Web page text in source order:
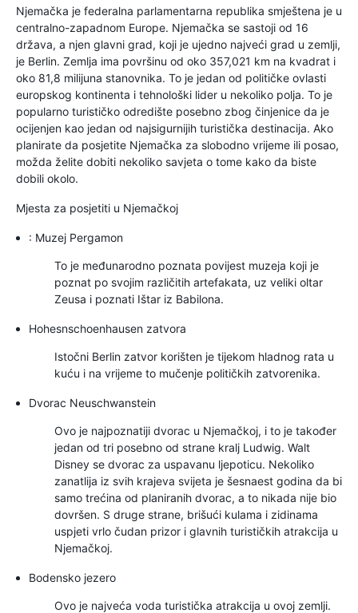
Njemačka je federalna parlamentarna republika smještena je u
centralno-zapadnom Europe. Njemačka se sastoji od 16
država, a njen glavni grad, koji je ujedno najveći grad u zemlji,
je Berlin. Zemlja ima površinu od oko 357,021 km na kvadrat i
oko 81,8 milijuna stanovnika. To je jedan od političke ovlasti
europskog kontinenta i tehnološki lider u nekoliko polja. To je
popularno turističko odredište posebno zbog činjenice da je
ocijenjen kao jedan od najsigurnijih turistička destinacija. Ako
planirate da posjetite Njemačka za slobodno vrijeme ili posao,
možda želite dobiti nekoliko savjeta o tome kako da biste
dobili okolo.
Mjesta za posjetiti u Njemačkoj
: Muzej Pergamon
To je međunarodno poznata povijest muzeja koji je
poznat po svojim različitih artefakata, uz veliki oltar
Zeusa i poznati Ištar iz Babilona.
Hohesnschoenhausen zatvora
Istočni Berlin zatvor korišten je tijekom hladnog rata u
kuću i na vrijeme to mučenje političkih zatvorenika.
Dvorac Neuschwanstein
Ovo je najpoznatiji dvorac u Njemačkoj, i to je također
jedan od tri posebno od strane kralj Ludwig. Walt
Disney se dvorac za uspavanu ljepoticu. Nekoliko
zanatlija iz svih krajeva svijeta je šesnaest godina da bi
samo trećina od planiranih dvorac, a to nikada nije bio
dovršen. S druge strane, brišući kulama i zidinama
uspjeti vrlo čudan prizor i glavnih turističkih atrakcija u
Njemačkoj.
Bodensko jezero
Ovo je najveća voda turistička atrakcija u ovoj zemlji.